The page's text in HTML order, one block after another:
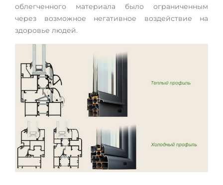
облегченного материала было ограниченным
через возможное негативное воздействие на
здоровье людей.